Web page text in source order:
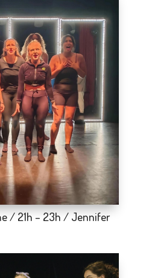
/ 21h – 23h / Jennifer